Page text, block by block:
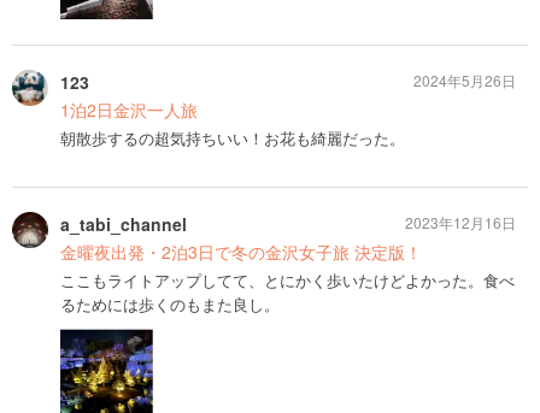
123
1泊2日金沢一人旅
朝散歩するの超気持ちいい！お花も綺麗だった。
2024年5月26日
a_tabi_channel
金曜夜出発・2泊3日で冬の金沢女子旅 決定版！
ここもライトアップしてて、とにかく歩いたけどよかった。食べ
るためには歩くのもまた良し。
2023年12月16日